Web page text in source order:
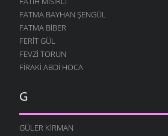
14 ARALIK 2009
ÖĞREN MATEMATIĞI
9 ARALIK 2009
GÖR ÖĞRETMENIM
5 ARALIK 2009
26 KASIM 2009
ÖĞRETMEN
23 KASIM 2009
FATMA BAYHAN ŞENGÜL
FATMA BIBER
FERIT GÜL
FEVZI TORUN
FIRAKI ABDI HOCA
G
GÜLER KIRMAN